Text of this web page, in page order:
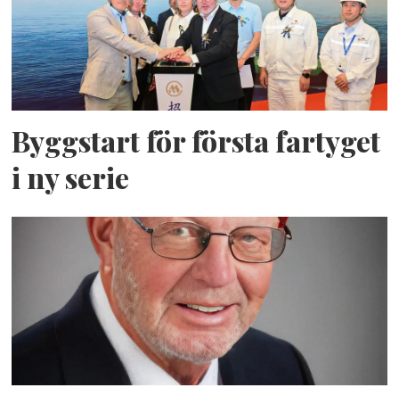
Byggstart för första fartyget
i ny serie